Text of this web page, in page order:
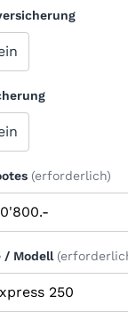
(erforderlich)
/ Modell